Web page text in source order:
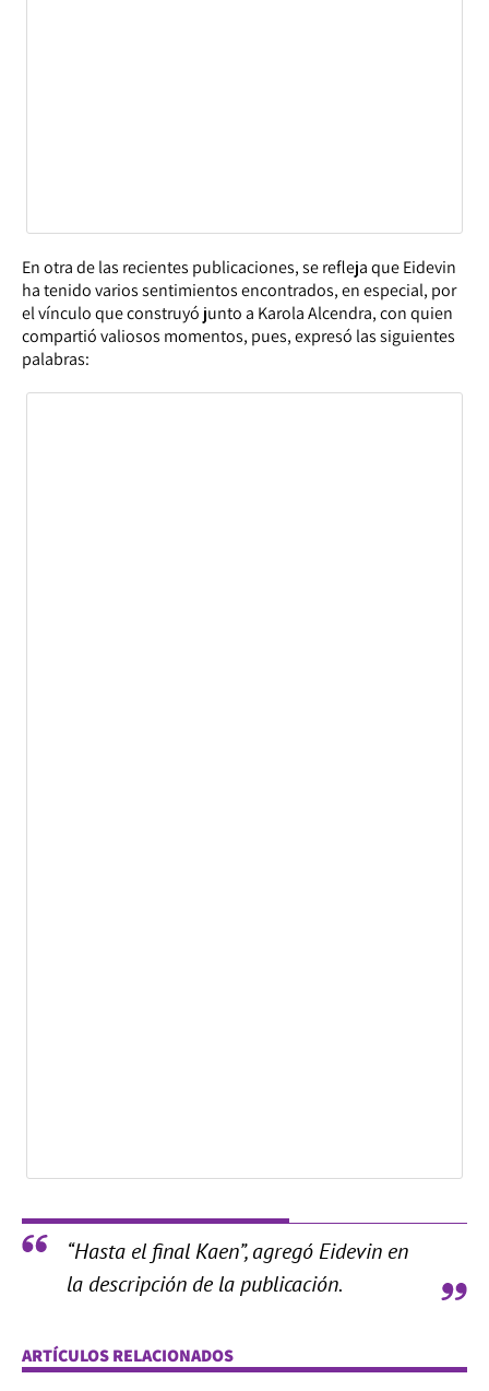
En otra de las recientes publicaciones, se refleja que Eidevin
ha tenido varios sentimientos encontrados, en especial, por
el vínculo que construyó junto a Karola Alcendra, con quien
compartió valiosos momentos, pues, expresó las siguientes
palabras:
“Hasta el final Kaen”, agregó Eidevin en
la descripción de la publicación.
ARTÍCULOS RELACIONADOS